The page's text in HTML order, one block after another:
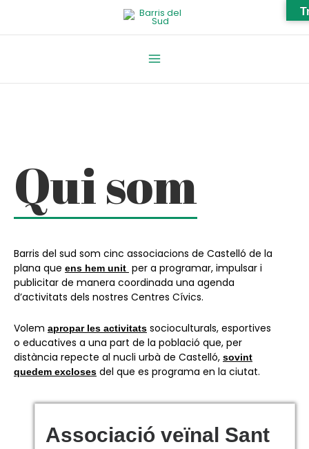
contingut
Qui som
Barris del sud som cinc associacions de Castelló de la
plana que ens hem unit per a programar, impulsar i
publicitar de manera coordinada una agenda
d’activitats dels nostres Centres Cívics.
Volem apropar les activitats socioculturals, esportives
o educatives a una part de la població que, per
distància repecte al nucli urbà de Castelló, sovint
quedem excloses del que es programa en la ciutat.
Associació veïnal Sant